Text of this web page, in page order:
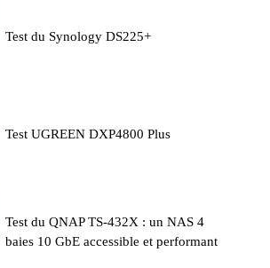
Test du Synology DS225+
Test UGREEN DXP4800 Plus
Test du QNAP TS-432X : un NAS 4
baies 10 GbE accessible et performant